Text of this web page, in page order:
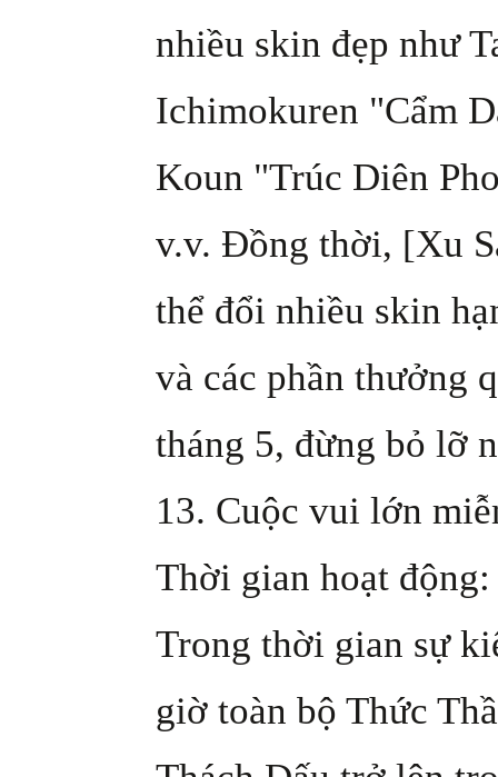
nhiều skin đẹp như
Ichimokuren "Cẩm
Koun "Trúc Diên
v.v. Đồng thời, [Xu
thể đổi nhiều skin
và các phần thưởng
tháng 5, đừng bỏ lỡ
13. Cuộc vui lớn
Thời gian hoạt
Trong thời gian sự
giờ toàn bộ Thức